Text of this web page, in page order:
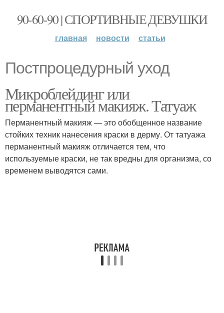
90-60-90 | СПОРТИВНЫЕ ДЕВУШКИ
главная новости статьи
Постпроцедурный уход
Микроблейдинг или
перманентный макияж. Татуаж
Перманентный макияж — это обобщенное название
стойких техник нанесения краски в дерму. От татуажа
перманентный макияж отличается тем, что
используемые краски, не так вредны для организма, со
временем выводятся сами.